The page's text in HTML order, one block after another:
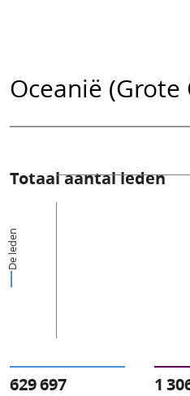
Oceanië (Grote
Totaal aantal leden
De leden
629 697 1